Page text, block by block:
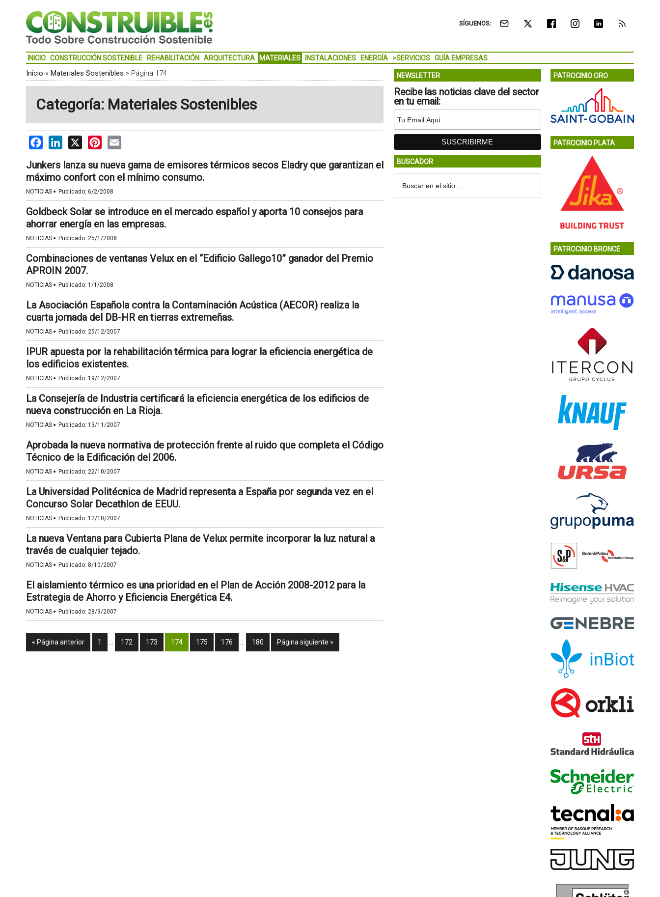
SÍGUENOS:
INICIO CONSTRUCCIÓN SOSTENIBLE REHABILITACIÓN ARQUITECTURA MATERIALES INSTALACIONES ENERGÍA >SERVICIOS GUÍA EMPRESAS
Inicio » Materiales Sostenibles » Página 174
Categoría: Materiales Sostenibles
FacebookLinkedIn
X PinterestEmail
Junkers lanza su nueva gama de emisores térmicos secos Eladry que garantizan el
máximo confort con el mínimo consumo.
NOTICIAS · Publicado: 6/2/2008
Goldbeck Solar se introduce en el mercado español y aporta 10 consejos para
ahorrar energía en las empresas.
NOTICIAS · Publicado: 25/1/2008
Combinaciones de ventanas Velux en el “Edificio Gallego10” ganador del Premio
APROIN 2007.
NOTICIAS · Publicado: 1/1/2008
La Asociación Española contra la Contaminación Acústica (AECOR) realiza la
cuarta jornada del DB-HR en tierras extremeñas.
NOTICIAS · Publicado: 25/12/2007
IPUR apuesta por la rehabilitación térmica para lograr la eficiencia energética de
los edificios existentes.
NOTICIAS · Publicado: 19/12/2007
La Consejería de Industria certificará la eficiencia energética de los edificios de
nueva construcción en La Rioja.
NOTICIAS · Publicado: 13/11/2007
Aprobada la nueva normativa de protección frente al ruido que completa el Código
Técnico de la Edificación del 2006.
NOTICIAS · Publicado: 22/10/2007
La Universidad Politécnica de Madrid representa a España por segunda vez en el
Concurso Solar Decathlon de EEUU.
NOTICIAS · Publicado: 12/10/2007
La nueva Ventana para Cubierta Plana de Velux permite incorporar la luz natural a
través de cualquier tejado.
NOTICIAS · Publicado: 8/10/2007
El aislamiento térmico es una prioridad en el Plan de Acción 2008-2012 para la
Estrategia de Ahorro y Eficiencia Energética E4.
NOTICIAS · Publicado: 28/9/2007
« Página anterior 1 172 173 174 175 176 180 Página siguiente »
NEWSLETTER
Recibe las noticias clave del sector
en tu email:
BUSCADOR
PATROCINIO ORO
PATROCINIO PLATA
PATROCINIO BRONCE